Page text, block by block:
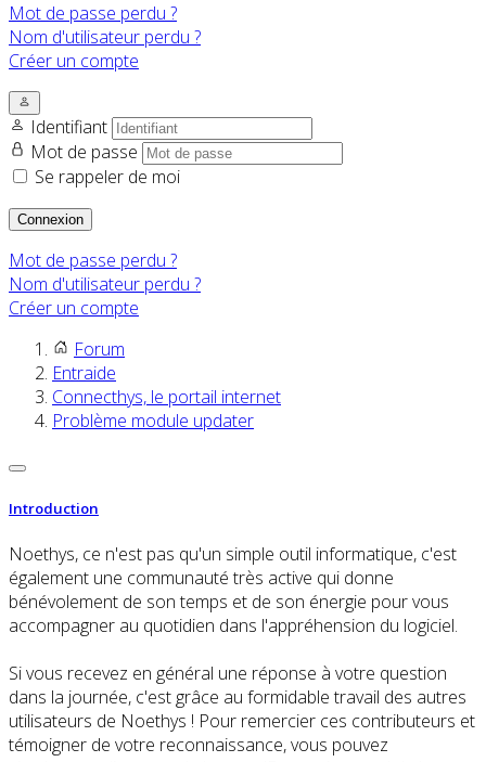
Mot de passe perdu ?
Nom d'utilisateur perdu ?
Créer un compte
Identifiant
Mot de passe
Se rappeler de moi
Connexion
Mot de passe perdu ?
Nom d'utilisateur perdu ?
Créer un compte
Forum
Entraide
Connecthys, le portail internet
Problème module updater
Introduction
Noethys, ce n'est pas qu'un simple outil informatique, c'est
également une communauté très active qui donne
bénévolement de son temps et de son énergie pour vous
accompagner au quotidien dans l'appréhension du logiciel.
Si vous recevez en général une réponse à votre question
dans la journée, c'est grâce au formidable travail des autres
utilisateurs de Noethys ! Pour remercier ces contributeurs et
témoigner de votre reconnaissance, vous pouvez